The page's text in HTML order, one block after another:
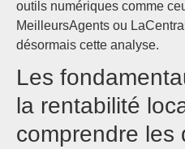
outils numériques comme
MeilleursAgents ou
désormais cette analyse.
Les
la rentabilité
comprendre les